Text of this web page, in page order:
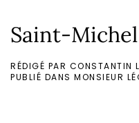
Saint-Michel
RÉDIGÉ PAR CONSTANTIN
PUBLIÉ DANS MONSIEUR